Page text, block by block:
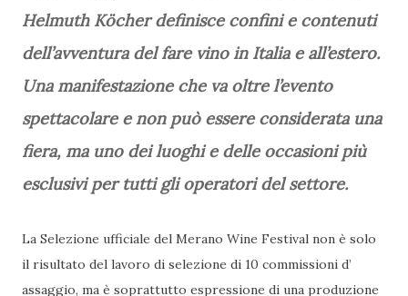
Helmuth Köcher definisce confini e contenuti
dell’avventura del fare vino in Italia e all’estero.
Una manifestazione che va oltre l’evento
spettacolare e non può essere considerata una
fiera, ma uno dei luoghi e delle occasioni più
esclusivi per tutti gli operatori del settore.
La Selezione ufficiale del Merano Wine Festival non è solo
il risultato del lavoro di selezione di 10 commissioni d’
assaggio, ma è soprattutto espressione di una produzione